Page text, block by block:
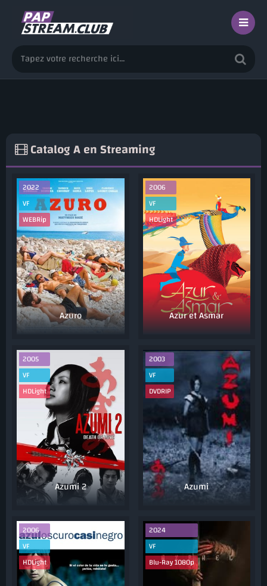
CatalogAen Streaming
Azuro
2022
VF
WEBRip
Azur et Asmar
2006
VF
HDLight
Azumi 2
2005
VF
HDLight
Azumi
2003
VF
DVDRIP
2006
VF
HDLight
2024
VF
Blu-Ray 1080p